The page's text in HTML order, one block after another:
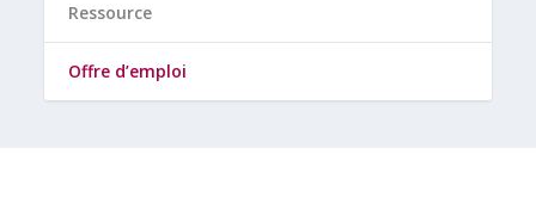
Ressource
Offre d’emploi